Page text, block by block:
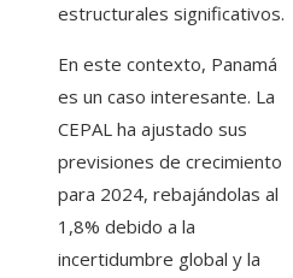
estructurales significativos.
En este contexto, Panamá
es un caso interesante. La
CEPAL ha ajustado sus
previsiones de crecimiento
para 2024, rebajándolas al
1,8% debido a la
incertidumbre global y la